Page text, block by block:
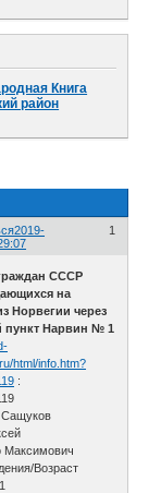
Книга
район
1
2019-
СССР
на
Норвегии через
пункт Нарвин № 1
html/info.htm?
:
Максимович
Возраст